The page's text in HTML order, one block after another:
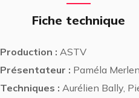
Fiche technique
Production : ASTV
Présentateur : Paméla Merlen
Techniques : Aurélien Bally,